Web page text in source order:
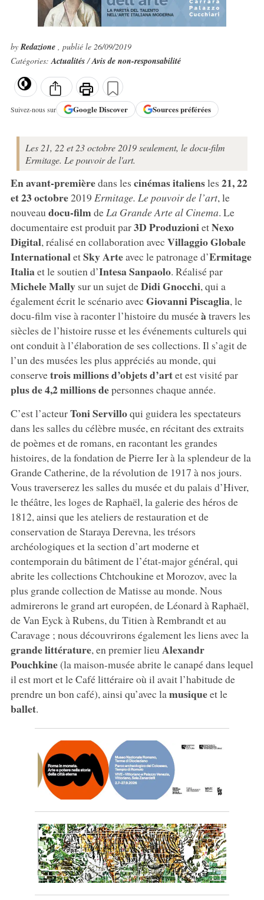
byRedazione , publié le 26/09/2019
Catégories:Actualités/Avis de non-responsabilité
Suivez-nous sur GoogleDiscover Sources préférées
Les 21, 22 et 23 octobre 2019 seulement, le docu-film
Ermitage. Le pouvoir de l'art.
En avant-premièredans les cinémas italiensles 21, 22
et 23 octobre2019 Ermitage. Le pouvoir de l’art, le
nouveaudocu-filmde La Grande Arte al Cinema. Le
documentaire est produit par3D ProduzionietNexo
Digital, réalisé en collaboration avec Villaggio Globale
InternationaletSky Arteavec le patronage d’Ermitage
Italiaet le soutien d’Intesa Sanpaolo. Réalisé par
Michele Mallysur un sujet deDidi Gnocchi, qui a
également écrit le scénario avec Giovanni Piscaglia, le
docu-film vise à raconter l’histoire du muséeàtravers les
siècles de l’histoire russe et les événements culturels qui
ont conduit à l’élaboration de ses collections. Il s’agit de
l’un des musées les plus appréciés au monde, qui
conservetrois millions d’objets d’artet est visité par
plus de 4,2 millions depersonnes chaque année.
C’est l’acteurToni Servilloqui guidera les spectateurs
dans les salles du célèbre musée, en récitant des extraits
de poèmes et de romans, en racontant les grandes
histoires, de la fondation de Pierre Ier à la splendeur de la
Grande Catherine, de la révolution de 1917 à nos jours.
Vous traverserez les salles du musée et du palais d’Hiver,
le théâtre, les loges de Raphaël, la galerie des héros de
1812, ainsi que les ateliers de restauration et de
conservation de Staraya Derevna, les trésors
archéologiques et la section d’art moderne et
contemporain du bâtiment de l’état-major général, qui
abrite les collections Chtchoukine et Morozov, avec la
plus grande collection de Matisse au monde. Nous
admirerons le grand art européen, de Léonard à Raphaël,
de Van Eyck à Rubens, du Titien à Rembrandt et au
Caravage ; nous découvrirons également les liens avec la
grande littérature, en premier lieu Alexandr
Pouchkine(la maison-musée abrite le canapé dans lequel
il est mort et le Café littéraire où il avait l’habitude de
prendre un bon café), ainsi qu’avec la musiqueet le
ballet.